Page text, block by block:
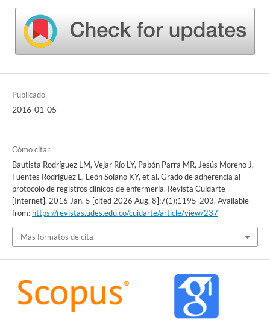
Publicado
2016-01-05
Cómo citar
Bautista Rodríguez LM, Vejar Río LY, Pabón Parra MR, Jesús Moreno J,
Fuentes Rodríguez L, León Solano KY, et al. Grado de adherencia al
protocolo de registros clínicos de enfermería. Revista Cuidarte
[Internet]. 2016 Jan. 5 [cited 2026 Aug. 8];7(1):1195-203. Available
from: https://revistas.udes.edu.co/cuidarte/article/view/237
Más formatos de cita